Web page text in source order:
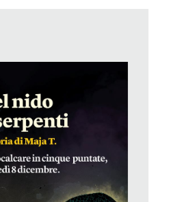
campo, quando si è recato a
Maja T. è originaria, dai quali
problematiche politiche che il
insospettabilmente
che dai primi del
protezioni e vaste reti di
di scie di sangue lungo il